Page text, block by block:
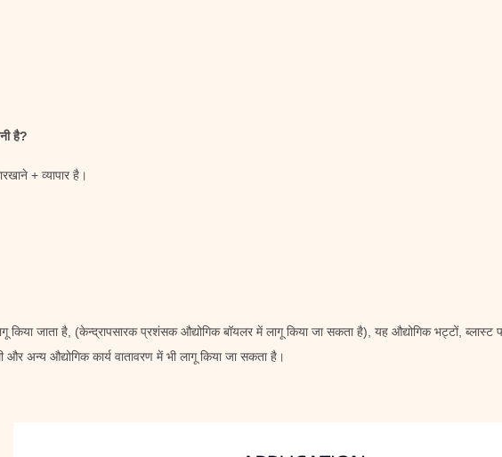
है?
+ व्यापार है।
किया जाता है, (केन्द्रापसारक प्रशंसक औद्योगिक बॉयलर में लागू किया जा सकता है), यह औद्योगिक भट्टों, ब्लास्ट
और अन्य औद्योगिक कार्य वातावरण में भी लागू किया जा सकता है।